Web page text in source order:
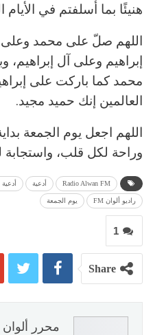
هنيئًا بما أسلفتم في الأيام
اللهم صلّ على محمد
إبراهيم وعلى آل
محمد كما باركت على
العالمين إنك حميد مجيد.
اللهم اجعل يوم الجمعة
وراحة لكل قلب، واستجابة
Radio Alwan FM أدعية
راديو ألوان FM يوم الجمعة
1
Share
محرر